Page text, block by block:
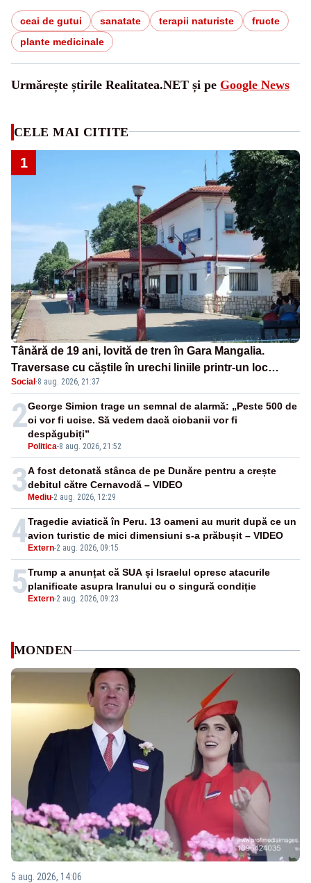
ceai de gutui sanatate terapii naturiste
fructe
plante medicinale
Urmărește știrile Realitatea.NET și pe Google News
CELE MAI CITITE
1
Tânără de 19 ani, lovită de tren în Gara Mangalia.
Traversase cu căștile în urechi liniile printr-un loc
nepermis
Social ·8 aug. 2026, 21:37
2
Politica-8 aug. 2026, 21:52
George Simion trage un semnal de alarmă: „Peste 500 de
oi vor fi ucise. Să vedem dacă ciobanii vor fi
despăgubiți”
3 Mediu-2 aug. 2026, 12:29
A fost detonată stânca de pe Dunăre pentru a crește
debitul către Cernavodă – VIDEO
4 Extern-2 aug. 2026, 09:15
Tragedie aviatică în Peru. 13 oameni au murit după ce un
avion turistic de mici dimensiuni s-a prăbușit – VIDEO
5 Extern-2 aug. 2026, 09:23
Trump a anunțat că SUA și Israelul opresc atacurile
planificate asupra Iranului cu o singură condiție
MONDEN
5 aug. 2026, 14:06